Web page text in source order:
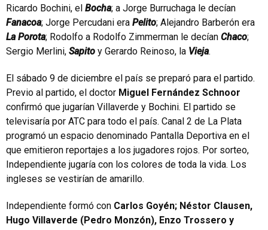
Ricardo Bochini, el Bocha; a Jorge Burruchaga le decían
Fanacoa; Jorge Percudani era Pelito; Alejandro Barberón era
La Porota; Rodolfo a Rodolfo Zimmerman le decían Chaco;
Sergio Merlini, Sapito y Gerardo Reinoso, la Vieja.
El sábado 9 de diciembre el país se preparó para el partido.
Previo al partido, el doctor Miguel Fernández Schnoor
confirmó que jugarían Villaverde y Bochini. El partido se
televisaría por ATC para todo el país. Canal 2 de La Plata
programó un espacio denominado Pantalla Deportiva en el
que emitieron reportajes a los jugadores rojos. Por sorteo,
Independiente jugaría con los colores de toda la vida. Los
ingleses se vestirían de amarillo.
Independiente formó con Carlos Goyén; Néstor Clausen,
Hugo Villaverde (Pedro Monzón), Enzo Trossero y